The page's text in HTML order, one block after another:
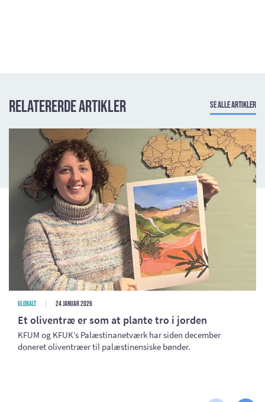
Relatererde artikler Se alle artikler
Globalt 24 januar 2026
Et oliventræ er som at plante tro i jorden
KFUM og KFUK’s Palæstinanetværk har siden december
doneret oliventræer til palæstinensiske bønder.